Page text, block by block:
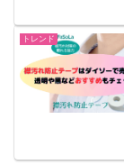
トレンド